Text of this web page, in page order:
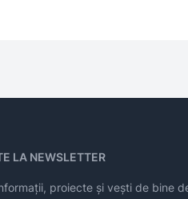
LA NEWSLETTER
proiecte și vești de bine